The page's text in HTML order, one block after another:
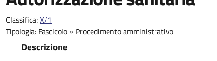
Classifica:X/1
Tipologia: Fascicolo » Procedimento amministrativo
Descrizione